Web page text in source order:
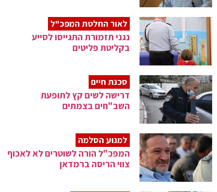
לאור החלטת המפכ"ל
נגני תזמורת התגייסו לסייע
בקליטת פליטים
סכנת חיים
דרישה לשים קץ לתופעת
השב"חים בצמתים
למנוע הסלמה
המפכ"ל הורה לשוטרים לא לאכוף
צווי הריסה ברמדאן